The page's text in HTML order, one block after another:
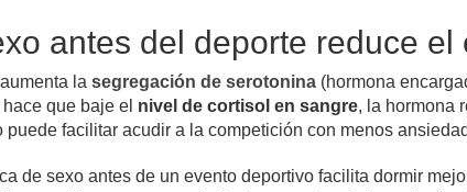
antes del deporte reduce el
la segregación de serotonina(hormona
que baje el nivel de cortisol en sangre, la hormona
puede facilitar acudir a la competición con menos
de sexo antes de un evento deportivo facilita dormir